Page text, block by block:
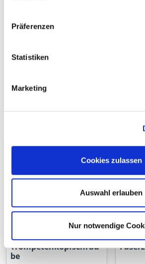
Präferenzen
Statistiken
Marketing
Cookies zulassen
Auswahl erlauben
Nur notwendige
Trompetenkopfschrau
be